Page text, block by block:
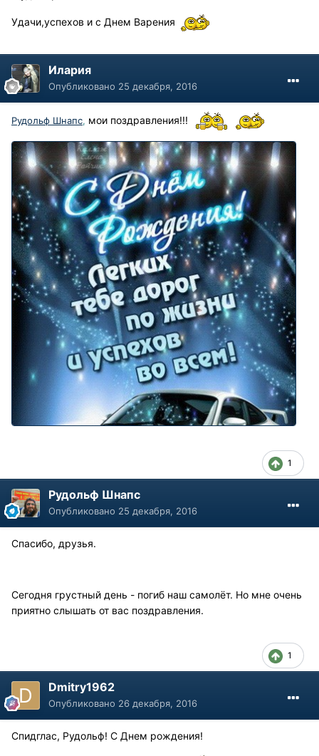
Удачи,успехов и с Днем Варения
Илария
Опубликовано 25 декабря, 2016
Рудольф Шнапс, мои поздравления!!!
1
Рудольф Шнапс
Опубликовано 25 декабря, 2016
Спасибо, друзья.
Сегодня грустный день - погиб наш самолёт. Но мне очень
приятно слышать от вас поздравления.
1
Dmitry1962
Опубликовано 26 декабря, 2016
Спидглас, Рудольф! С Днем рождения!